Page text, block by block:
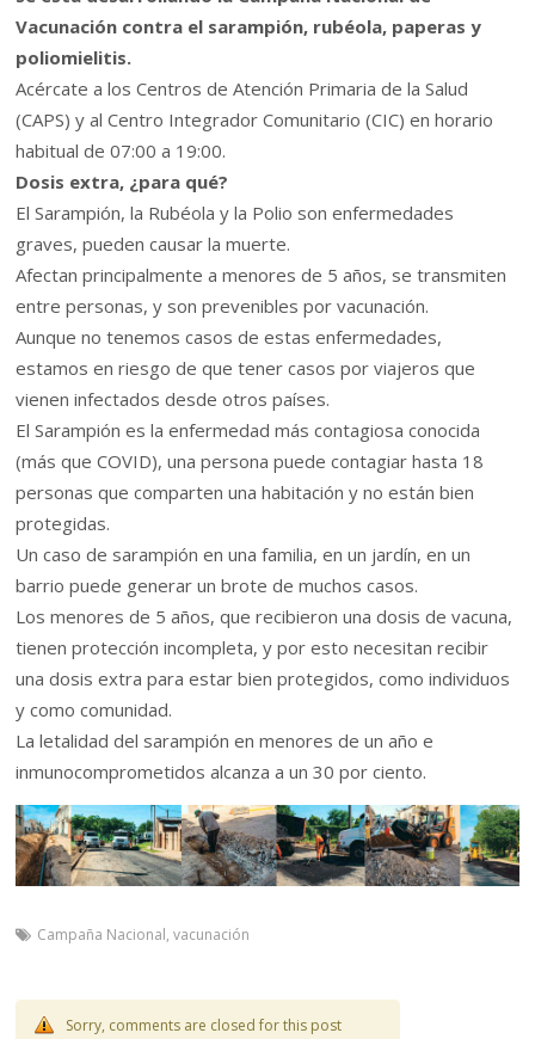
Vacunación contra el sarampión, rubéola, paperas y
poliomielitis.
Acércate a los Centros de Atención Primaria de la Salud
(CAPS) y al Centro Integrador Comunitario (CIC) en horario
habitual de 07:00 a 19:00.
Dosis extra, ¿para qué?
El Sarampión, la Rubéola y la Polio son enfermedades
graves, pueden causar la muerte.
Afectan principalmente a menores de 5 años, se transmiten
entre personas, y son prevenibles por vacunación.
Aunque no tenemos casos de estas enfermedades,
estamos en riesgo de que tener casos por viajeros que
vienen infectados desde otros países.
El Sarampión es la enfermedad más contagiosa conocida
(más que COVID), una persona puede contagiar hasta 18
personas que comparten una habitación y no están bien
protegidas.
Un caso de sarampión en una familia, en un jardín, en un
barrio puede generar un brote de muchos casos.
Los menores de 5 años, que recibieron una dosis de vacuna,
tienen protección incompleta, y por esto necesitan recibir
una dosis extra para estar bien protegidos, como individuos
y como comunidad.
La letalidad del sarampión en menores de un año e
inmunocomprometidos alcanza a un 30 por ciento.
Campaña Nacional,vacunación
Sorry, comments are closed for this post